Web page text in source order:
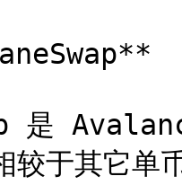
是
较于其它单